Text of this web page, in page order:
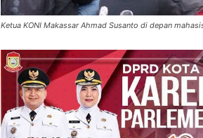
Ketua KONI Makassar Ahmad Susanto di depan